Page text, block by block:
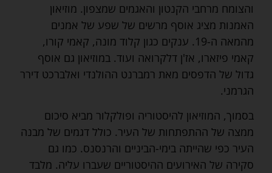
והצומח מרחבי הקנטון והאגמים שמצפון. מוזיאון
האמנות מציג אוסף מרשים של שפע של אמנים
מהמאה ה-19. ענקים כגון קלוד מונה, קאמי קורו,
קאמי פיזארו, אז'ן דלקרואה ועוד. במוזיאון גם אוסף
גדול של הדפסים מאת רמברנט ההולנדי ואלברכט דירר
הגרמני.
בסמוך, המוזיאון להיסטוריה ופולקלור מביא סיכום
ממצה של ההתפתחות של העיר. כולל דגמים של מבנה
העיר כפי שהייתה בימי-הביניים והרנסנס. כמו גם
סקירה של האירועים ההיסטוריים שעברו עליה. מלבד